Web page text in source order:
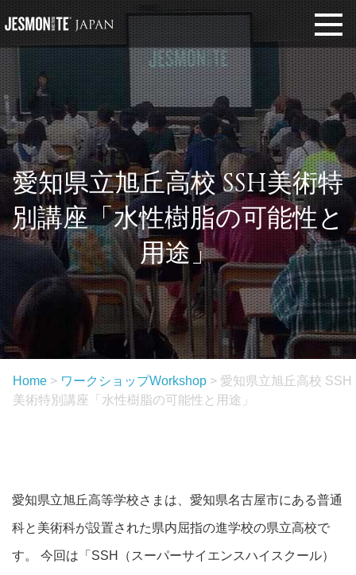
愛知県立旭丘高校 SSH美術特
別講座「水性樹脂の可能性と
用途」
Home > ワークショップWorkshop > 愛知県立旭丘高校 SSH
美術特別講座「水性樹脂の可能性と用途」
愛知県立旭丘高等学校さまは、愛知県名古屋市にある普通
科と美術科が設置された県内屈指の進学校の県立高校で
す。 今回は「SSH（スーパーサイエンスハイスクール）